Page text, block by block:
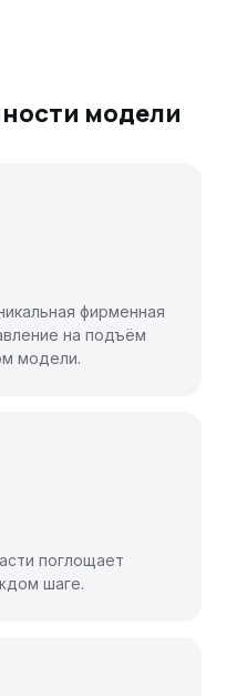
модели
фирменная
на подъём
модели.
поглощает
шаге.